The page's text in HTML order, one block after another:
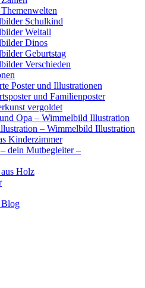
Schulkind
Weltall
Dinos
Geburtstag
Verschieden
Poster und Illustrationen
und Familienposter
vergoldet
Opa – Wimmelbild Illustration
– Wimmelbild Illustration
Kinderzimmer
dein Mutbegleiter –
Holz
Blog